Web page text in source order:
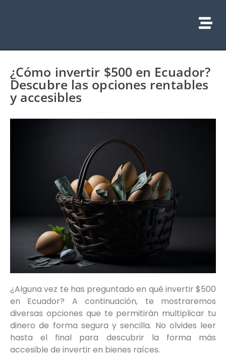
¿Cómo invertir $500 en Ecuador?
Descubre las opciones rentables
y accesibles
¿Alguna vez te has preguntado en qué invertir $500
en Ecuador? A continuación, te mostraremos
diversas opciones que te permitirán multiplicar tu
dinero de forma segura y sencilla. No olvides leer
hasta el final para descubrir la forma más
accesible de invertir en bienes raíces.